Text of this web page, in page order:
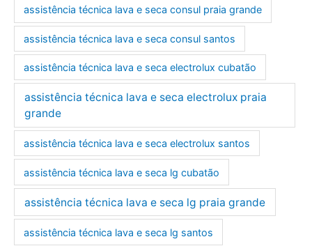
assistência técnica lava e seca consul praia grande
assistência técnica lava e seca consul santos
assistência técnica lava e seca electrolux cubatão
assistência técnica lava e seca electrolux praia
grande
assistência técnica lava e seca electrolux santos
assistência técnica lava e seca lg cubatão
assistência técnica lava e seca lg praia grande
assistência técnica lava e seca lg santos